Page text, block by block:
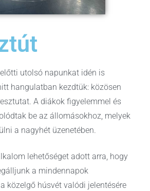
utolsó napunkat idén is
hangulatban kezdtük: közösen
A diákok figyelemmel és
be az állomásokhoz, melyek
a nagyhét üzenetében.
lehetőséget adott arra, hogy
a mindennapok
közelgő húsvét valódi jelentésére